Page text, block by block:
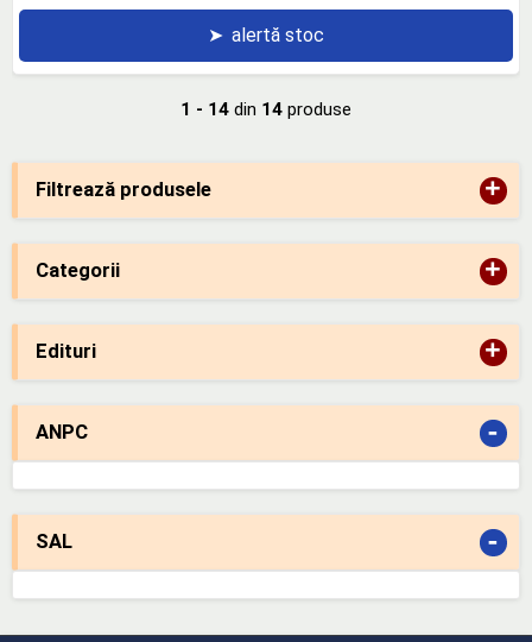
Filtrează produsele +
Categorii +
Edituri +
ANPC -
SAL -
➤ alertă stoc
1 - 14 din 14 produse